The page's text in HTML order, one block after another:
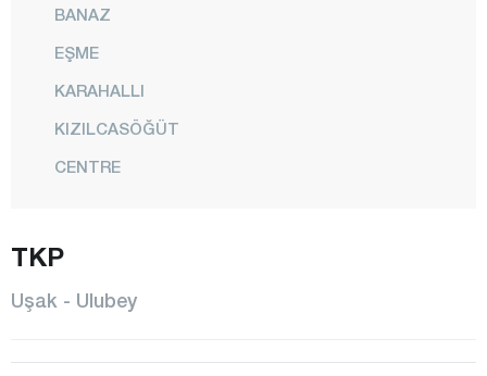
BANAZ
EŞME
KARAHALLI
KIZILCASÖĞÜT
CENTRE
ULUBEY
TKP
Uşak - Ulubey